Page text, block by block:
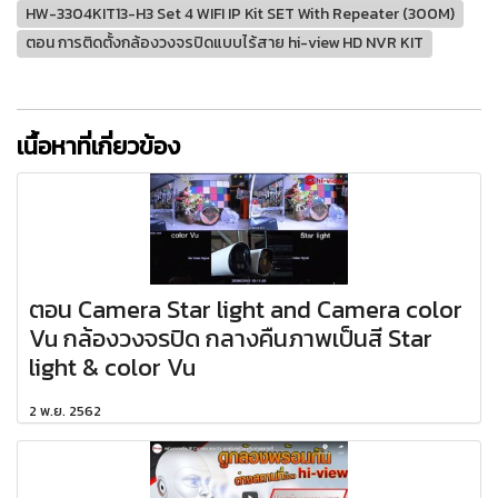
HW-3304KIT13-H3 Set 4 WIFI IP Kit SET With Repeater (300M)
ตอน การติดตั้งกล้องวงจรปิดแบบไร้สาย hi-view HD NVR KIT
เนื้อหาที่เกี่ยวข้อง
ตอน Camera Star light and Camera color
Vu กล้องวงจรปิด กลางคืนภาพเป็นสี Star
light & color Vu
2 พ.ย. 2562